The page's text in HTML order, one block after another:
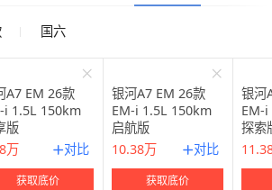
国六
EM 26款
i 1.5L 150km
版
万
对比
获取底价
银河A7 EM 26款
EM-i 1.5L 150km
启航版
10.38万
对比
获取底价
银河
EM-
探索